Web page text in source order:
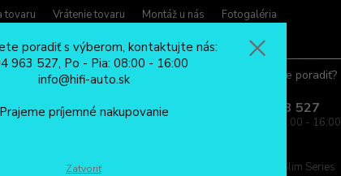
tovaru Vrátenie tovaru Montáž u nás
Fotogaléria
Potrebujete poradiť?
0904 963 527
Po - Pia: 08:00 - 16:00
LED prestavbová sada CANBUS H7-6 50W RS+ Slim Series
poradiť s výberom, kontaktujte nás:
963 527, Po - Pia: 08:00 - 16:00
info@hifi-auto.sk
Prajeme príjemné nakupovanie
Zatvoriť